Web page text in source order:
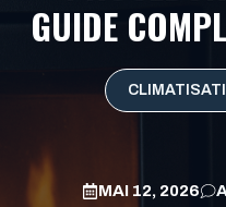
GUIDE
MAI 12, 2026